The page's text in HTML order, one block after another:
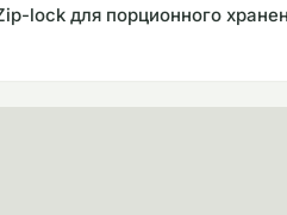
lock для порционного